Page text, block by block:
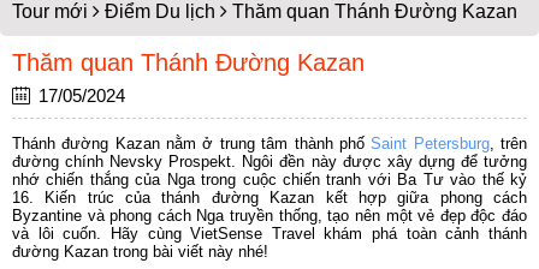
Tour mới Điểm Du lịch Thăm quan Thánh Đường Kazan
Thăm quan Thánh Đường Kazan
17/05/2024
Thánh đường Kazan nằm ở trung tâm thành phốSaint Petersburg, trên
đường chính Nevsky Prospekt. Ngôi đền này được xây dựng để tưởng
nhớ chiến thắng của Nga trong cuộc chiến tranh với Ba Tư vào thế kỷ
16. Kiến trúc của thánh đường Kazan kết hợp giữa phong cách
Byzantine và phong cách Nga truyền thống, tạo nên một vẻ đẹp độc đáo
và lôi cuốn. Hãy cùng VietSense Travel khám phá toàn cảnh thánh
đường Kazan trong bài viết này nhé!